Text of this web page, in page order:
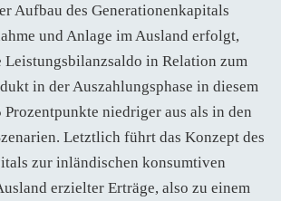
Aufbau des Generationenkapitals
und Anlage im Ausland erfolgt,
Leistungsbilanzsaldo in Relation zum
in der Auszahlungsphase in diesem
Prozentpunkte niedriger aus als in den
Letztlich führt das Konzept des
zur inländischen konsumtiven
erzielter Erträge, also zu einem